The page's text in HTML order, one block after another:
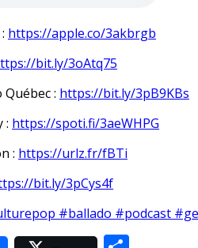
https://apple.co/3akbrgb
bit.ly/3oAtq75
: https://bit.ly/3pB9KBs
: https://spoti.fi/3aeWHPG
: https://urlz.fr/fBTi
bit.ly/3pCys4f
#ballado #podcast